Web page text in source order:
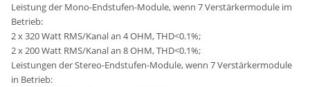
Leistung der Mono-Endstufen-Module, wenn 7 Verstärkermodule im
Betrieb:
2 x 320 Watt RMS/Kanal an 4 OHM, THD<0.1%;
2 x 200 Watt RMS/Kanal an 8 OHM, THD<0.1%;
Leistungen der Stereo-Endstufen-Module, wenn 7 Verstärkermodule
in Betrieb: